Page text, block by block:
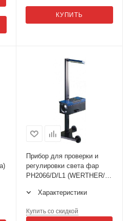
КУПИТЬ
Прибор для проверки и
регулировки света фар
PH2066/D/L1 (WERTHER/
Характеристики
Купить со скидкой